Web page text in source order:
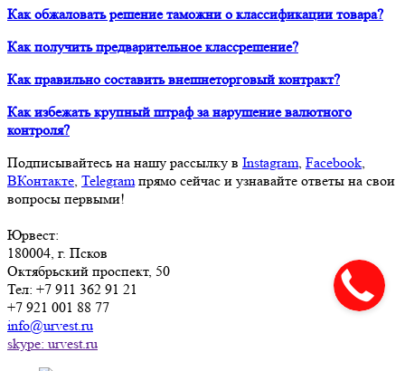
Как обжаловать решение таможни о классификации товара?
Как получить предварительное классрешение?
Как правильно составить внешнеторговый контракт?
Как избежать крупный штраф за нарушение валютного
контроля?
Подписывайтесь на нашу рассылку в Instagram, Facebook,
ВКонтакте, Telegramпрямо сейчас и узнавайте ответы на свои
вопросы первыми!
Юрвест:
180004, г. Псков
Октябрьский проспект, 50
Тел: +7 911 362 91 21
+7 921 001 88 77
info@urvest.ru
skype: urvest.ru